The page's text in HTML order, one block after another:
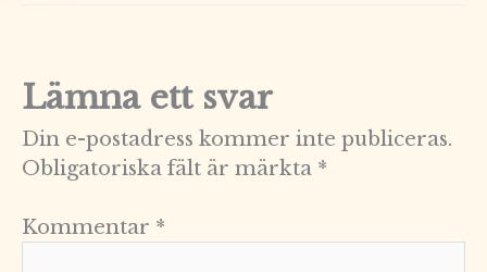
Lämna ett svar
Din e-postadress kommer inte publiceras.
Obligatoriska fält är märkta *
Kommentar *